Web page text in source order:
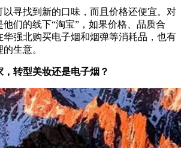
以寻找到新的口味，而且价格还便宜。对
们的线下“淘宝”，如果价格、品质合
华强北购买电子烟和烟弹等消耗品，也有
生意。
转型美妆还是电子烟？